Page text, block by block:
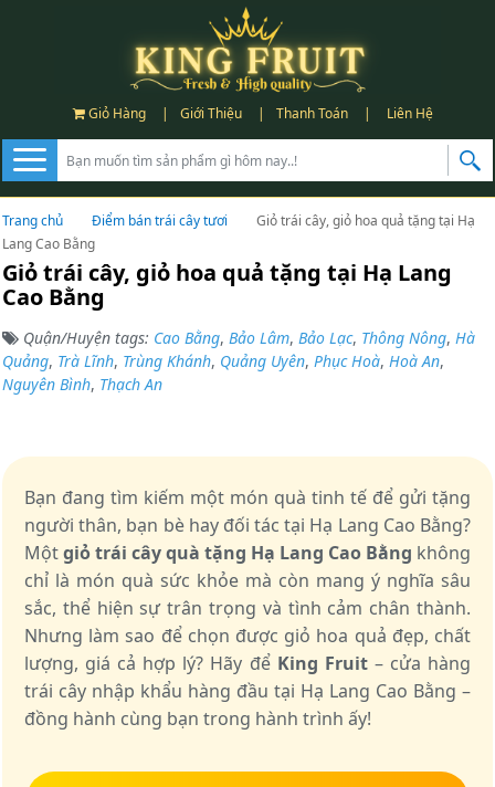
Giỏ Hàng | Giới Thiệu | Thanh Toán | Liên Hệ
Trang chủ Điểm bán trái cây tươi
Giỏ trái cây, giỏ hoa quả tặng tại Hạ
Lang Cao Bằng
Giỏ trái cây, giỏ hoa quả tặng tại Hạ Lang
Cao Bằng
Quận/Huyện tags: Cao Bằng, Bảo Lâm, Bảo Lạc, Thông Nông, Hà
Quảng, Trà Lĩnh, Trùng Khánh, Quảng Uyên, Phục Hoà, Hoà An,
Nguyên Bình, Thạch An
Bạn đang tìm kiếm một món quà tinh tế để gửi tặng
người thân, bạn bè hay đối tác tại Hạ Lang Cao Bằng?
Mộtgiỏ trái cây quà tặng Hạ Lang Cao Bằng không
chỉ là món quà sức khỏe mà còn mang ý nghĩa sâu
sắc, thể hiện sự trân trọng và tình cảm chân thành.
Nhưng làm sao để chọn được giỏ hoa quả đẹp, chất
lượng, giá cả hợp lý? Hãy để King Fruit– cửa hàng
trái cây nhập khẩu hàng đầu tại Hạ Lang Cao Bằng –
đồng hành cùng bạn trong hành trình ấy!